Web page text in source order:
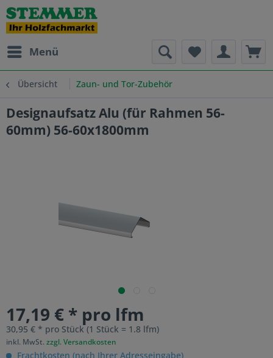
Menü
Übersicht Zaun- und Tor-Zubehör
Designaufsatz Alu (für Rahmen 56-
60mm) 56-60x1800mm
17,19 € * pro lfm
30,95 € * pro Stück (1 Stück = 1.8 lfm)
inkl. MwSt. zzgl. Versandkosten
Frachtkosten (nach Ihrer Adresseingabe)